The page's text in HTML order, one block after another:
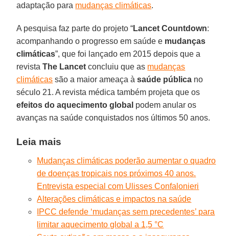
adaptação para mudanças climáticas.
A pesquisa faz parte do projeto “Lancet Countdown:
acompanhando o progresso em saúde e mudanças
climáticas”, que foi lançado em 2015 depois que a
revistaThe Lancet concluiu que as mudanças
climáticas são a maior ameaça àsaúde pública no
século 21. A revista médica também projeta que os
efeitos do aquecimento global podem anular os
avanças na saúde conquistados nos últimos 50 anos.
Leia mais
Mudanças climáticas poderão aumentar o quadro
de doenças tropicais nos próximos 40 anos.
Entrevista especial com Ulisses Confalonieri
Alterações climáticas e impactos na saúde
IPCC defende ‘mudanças sem precedentes’ para
limitar aquecimento global a 1,5 °C